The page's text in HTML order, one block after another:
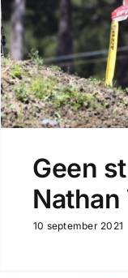
Geen
Nathan
10 september 2021